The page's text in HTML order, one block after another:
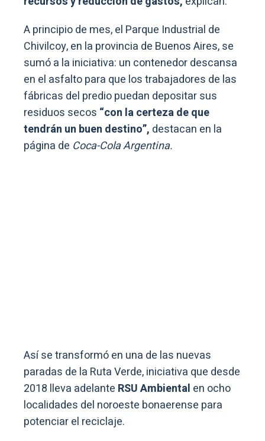
A principio de mes, el Parque Industrial de
Chivilcoy, en la provincia de Buenos Aires, se
sumó a la iniciativa: un contenedor descansa
en el asfalto para que los trabajadores de las
fábricas del predio puedan depositar sus
residuos secos “con la certeza de que
tendrán un buen destino”, destacan en la
página de Coca-Cola Argentina.
Así se transformó en una de las nuevas
paradas de la Ruta Verde, iniciativa que desde
2018 lleva adelante RSU Ambiental en ocho
localidades del noroeste bonaerense para
potenciar el reciclaje.